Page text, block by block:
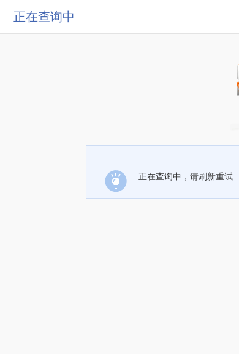
正在查询中
正在查询中，请刷新重试